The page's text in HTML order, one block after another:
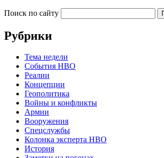
Поиск по сайту
Рубрики
Тема недели
События НВО
Реалии
Концепции
Геополитика
Войны и конфликты
Армии
Вооружения
Спецслужбы
Колонка эксперта НВО
История